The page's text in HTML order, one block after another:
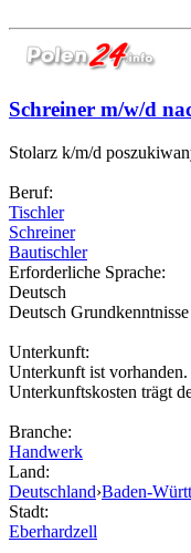
Schreiner m/w/d
Stolarz k/m/d
Beruf:
Tischler
Schreiner
Bautischler
Erforderliche Sprache:
Deutsch
Deutsch Grundkenntnisse
Unterkunft:
Unterkunft ist vorhanden.
Unterkunftskosten trägt
Branche:
Handwerk
Land:
Deutschland›Baden-
Stadt:
Eberhardzell